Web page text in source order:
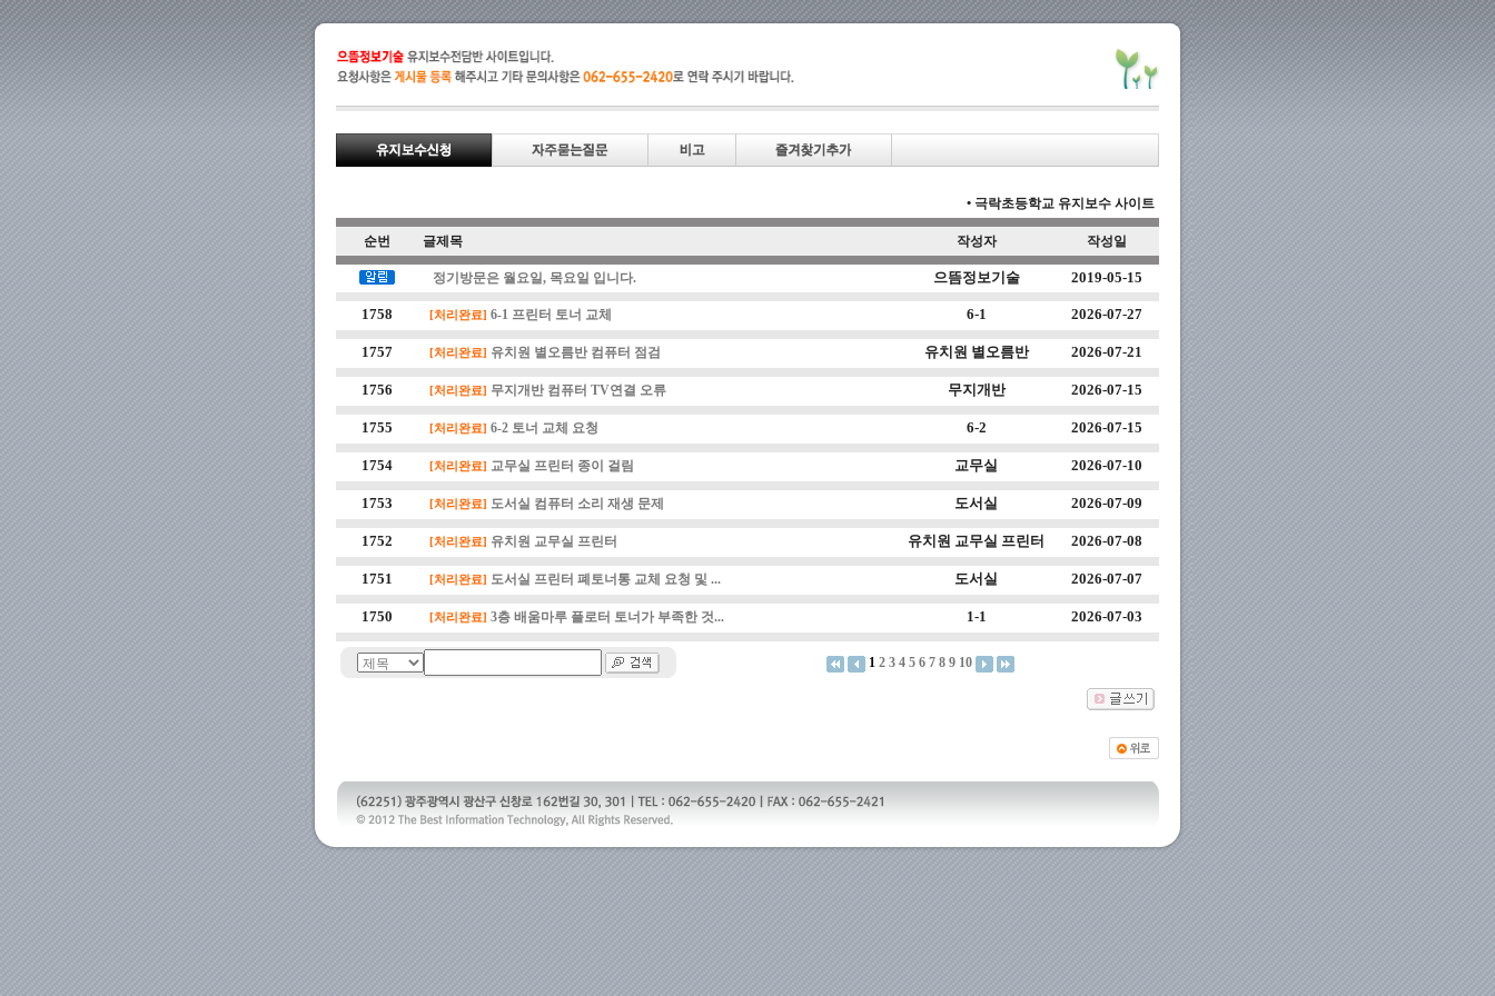
• 극락초등학교 유지보수 사이트
순번 글제목 작성자 작성일
정기방문은 월요일, 목요일 입니다. 으뜸정보기술 2019-05-15
1758 [처리완료] 6-1 프린터 토너 교체 6-1 2026-07-27
1757 [처리완료] 유치원 별오름반 컴퓨터 점검 유치원 별오름반 2026-07-21
1756 [처리완료] 무지개반 컴퓨터 TV연결 오류 무지개반 2026-07-15
1755 [처리완료] 6-2 토너 교체 요청 6-2 2026-07-15
1754 [처리완료] 교무실 프린터 종이 걸림 교무실 2026-07-10
1753 [처리완료] 도서실 컴퓨터 소리 재생 문제 도서실 2026-07-09
1752 [처리완료] 유치원 교무실 프린터 유치원 교무실 프린터 2026-07-08
1751 [처리완료] 도서실 프린터 폐토너통 교체 요청 및 ... 도서실 2026-07-07
1750 [처리완료] 3층 배움마루 플로터 토너가 부족한 것... 1-1 2026-07-03
1 2 3 4 5 6 7 8 9 10